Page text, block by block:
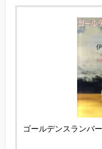
ゴールデンスランバー